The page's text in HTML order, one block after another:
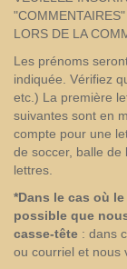
LORS DE LA
Les prénoms
indiquée. Vérifiez
etc.) La première
suivantes sont en
compte pour une
de soccer, balle de
lettres.
*Dans le cas où
possible que
casse-tête : dans
ou courriel et nous